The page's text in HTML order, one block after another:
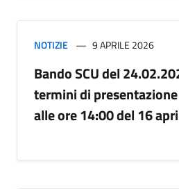
NOTIZIE 9 APRILE 2026
Bando SCU del
termini di
alle ore 14:00 del 16